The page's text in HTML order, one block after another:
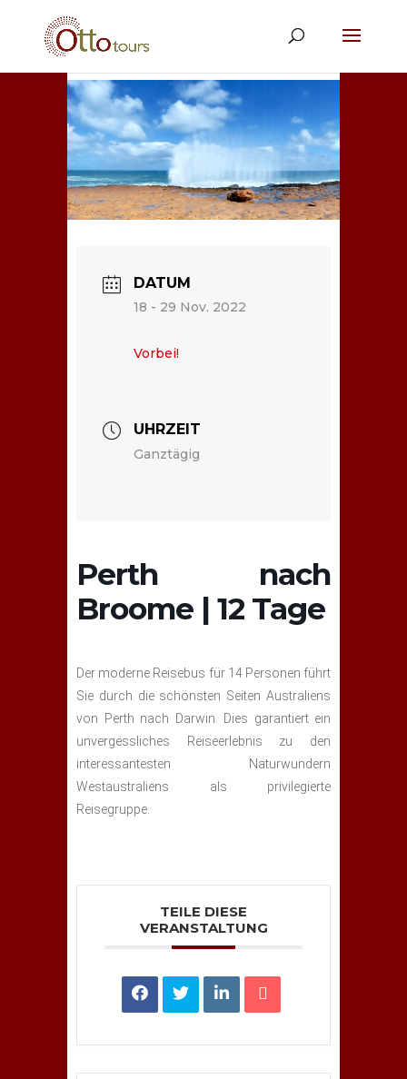
DATUM
18 - 29 Nov. 2022
Vorbei!
UHRZEIT
Ganztägig
Perth nach
Broome | 12 Tage
Der moderne Reisebus für 14 Personen führt
Sie durch die schönsten Seiten Australiens
von Perth nach Darwin. Dies garantiert ein
unvergessliches Reiseerlebnis zu den
interessantesten Naturwundern
Westaustraliens als privilegierte
Reisegruppe.
TEILE DIESE
VERANSTALTUNG